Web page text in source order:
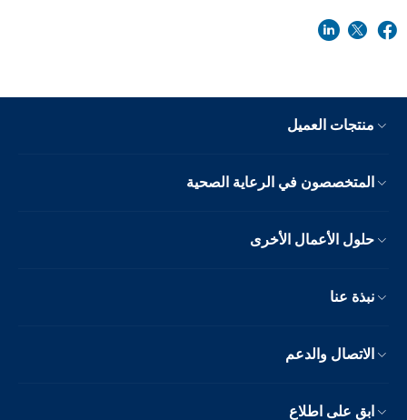
منتجات العميل
المتخصصون في الرعاية الصحية
حلول الأعمال الأخرى
نبذة عنا
الاتصال والدعم
ابق على اطلاع